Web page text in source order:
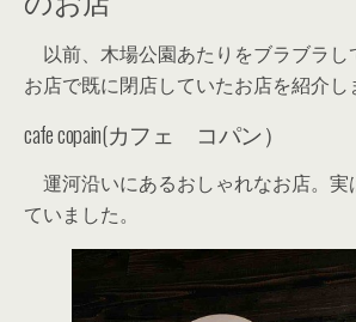
以前、木場公園あたりをブラブラし
お店で既に閉店していたお店を紹介し
cafe copain(カフェ コパン）
運河沿いにあるおしゃれなお店。実
ていました。